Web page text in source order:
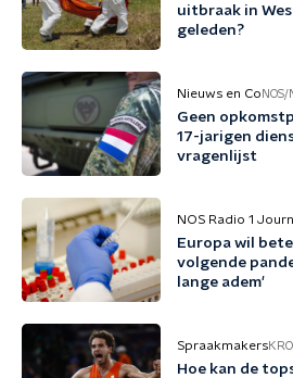
uitbraak in
geleden?
Nieuws en Co NOS/
Geen
17-jarigen
vragenlijst
NOS Radio 1
Europa wil
volgende
lange adem'
Spraakmakers
Hoe kan de